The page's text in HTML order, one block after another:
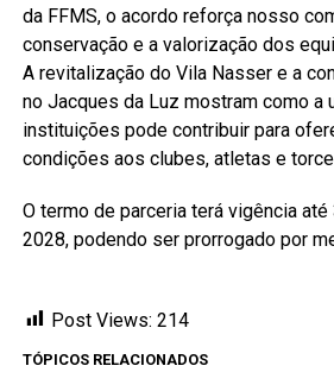
da FFMS, o acordo reforça nosso
conservação e a valorização dos
A revitalização do Vila Nasser e a
no Jacques da Luz mostram como a
instituições pode contribuir para
condições aos clubes, atletas e
O termo de parceria terá vigência
2028, podendo ser prorrogado por
Post Views: 214
TÓPICOS RELACIONADOS